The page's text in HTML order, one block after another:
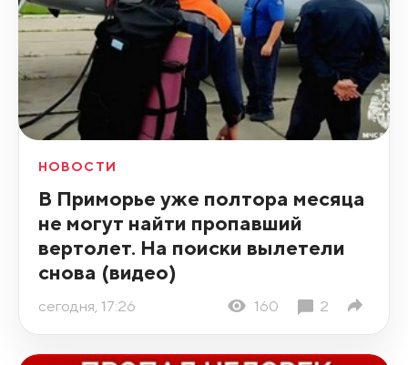
НОВОСТИ
В Приморье уже полтора месяца
не могут найти пропавший
вертолет. На поиски вылетели
снова (видео)
сегодня, 17:26 160 2